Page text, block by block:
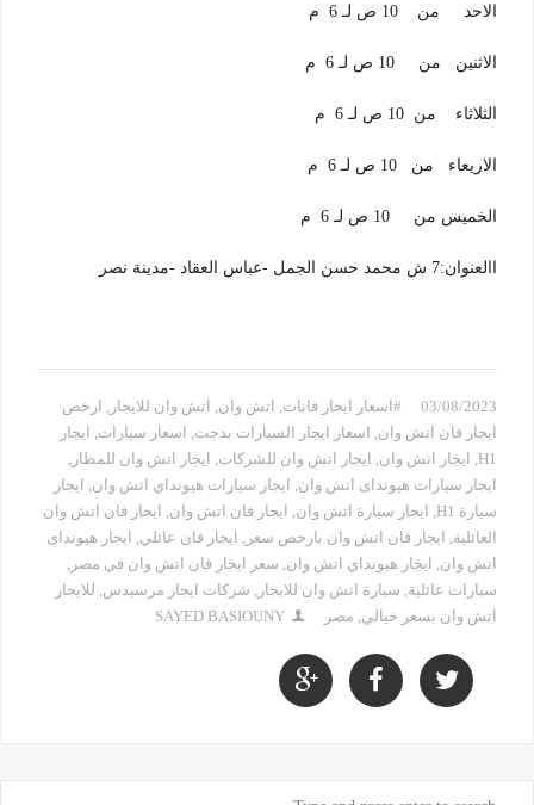
الاحد من 10 ص لـ 6 م
الاثنين من 10 ص لـ 6 م
الثلاثاء من 10 ص لـ 6 م
الاريعاء من 10 ص لـ 6 م
الخميس من 10 ص لـ 6 م
االعنوان:7 ش محمد حسن الجمل -عباس العقاد -مدينة نصر
03/08/2023 #اسعار ايجار فانات, اتش وان, اتش وان للايجار , ارخص
ايجار فان اتش وان, اسعار ايجار السيارات بدجت, اسعار سيارات, ايجار
H1
, ايجار اتش وان, ايجار اتش وان للشركات, ايجار اتش وان للمطار ,
ايجار سيارات هيونداى اتش وان, ايجار سيارات هيونداي اتش وان, ايجار
سيارة H1
, ايجار سيارة اتش وان, ايجار فان اتش وان, ايجار فان اتش وان
العائلية, ايجار فان اتش وان بارخص سعر , ايجار فان عائلي, ايجار هيونداى
اتش وان, ايجار هيونداي اتش وان, سعر ايجار فان اتش وان في مصر ,
سيارات عائلية, سيارة اتش وان للايجار , شركات ايجار مرسيدس, للايجار
اتش وان بسعر خيالي, مصر SAYED BASIOUNY